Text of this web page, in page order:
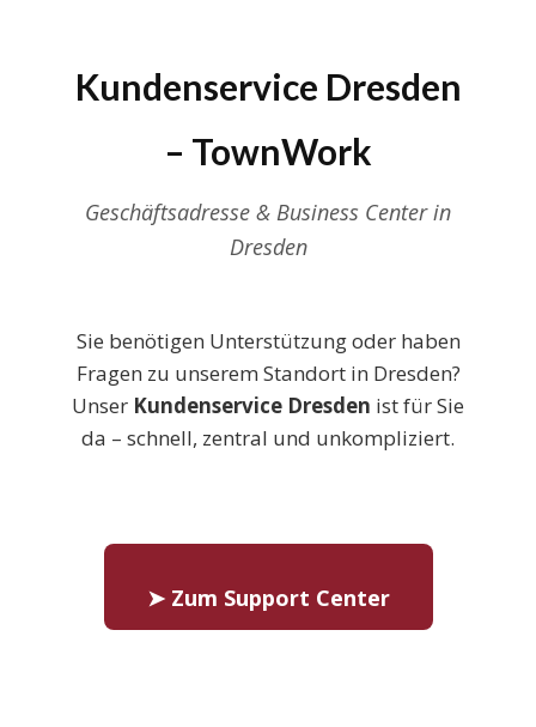
Kundenservice Dresden
– TownWork
Geschäftsadresse & Business Center in
Dresden
Sie benötigen Unterstützung oder haben
Fragen zu unserem Standort in Dresden?
Unser Kundenservice Dresden ist für Sie
da – schnell, zentral und unkompliziert.
➤ Zum Support Center